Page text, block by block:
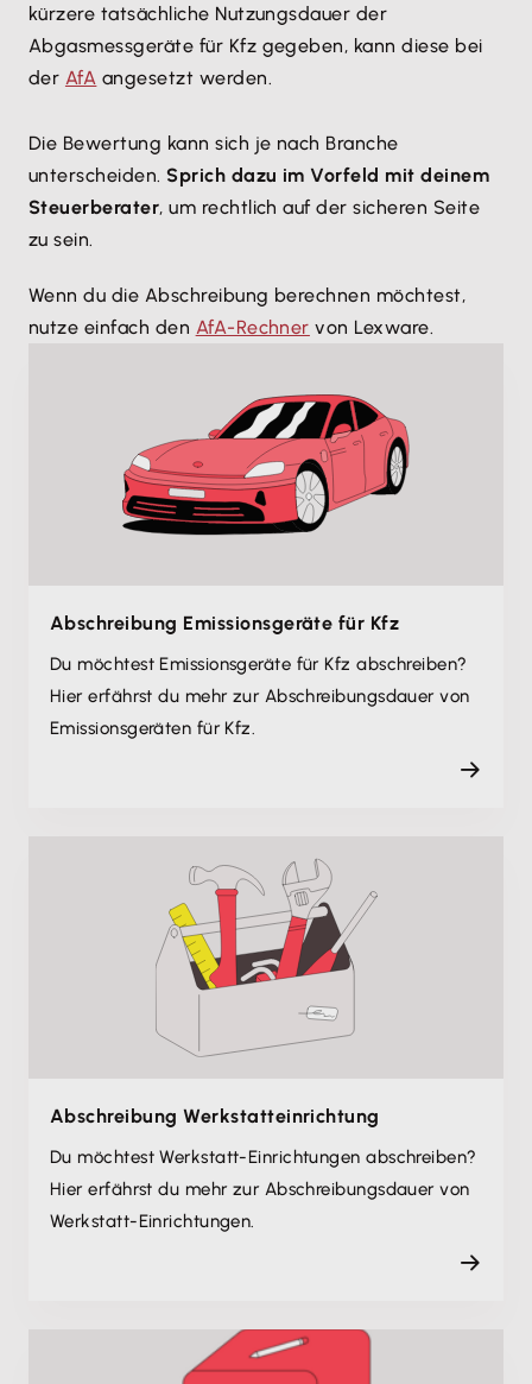
kürzere tatsächliche Nutzungsdauer der
Abgasmessgeräte für Kfz gegeben, kann diese bei
der AfA angesetzt werden.
Die Bewertung kann sich je nach Branche
unterscheiden.Sprich dazu im Vorfeld mit deinem
Steuerberater, um rechtlich auf der sicheren Seite
zu sein.
Wenn du die Abschreibung berechnen möchtest,
nutze einfach den AfA-Rechner von Lexware.
Abschreibung Emissionsgeräte für Kfz
Du möchtest Emissionsgeräte für Kfz abschreiben?
Hier erfährst du mehr zur Abschreibungsdauer von
Emissionsgeräten für Kfz.
Abschreibung Werkstatteinrichtung
Du möchtest Werkstatt-Einrichtungen abschreiben?
Hier erfährst du mehr zur Abschreibungsdauer von
Werkstatt-Einrichtungen.